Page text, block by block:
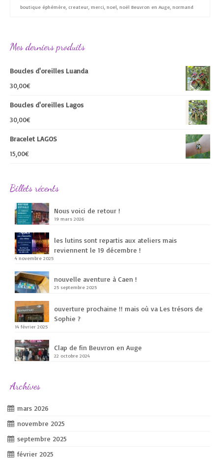
boutique éphémère createur merci noel noël Beuvron en Auge normand
Mes derniers produits
Boucles d'oreilles Luanda
30,00€
Boucles d'oreilles Lagos
30,00€
Bracelet LAGOS
15,00€
Billets récents
Nous voici de retour !
19 mars 2026
les lutins sont repartis aux ateliers mais
reviennent le 19 décembre !
4 novembre 2025
nouvelle aventure à Caen !
25 septembre 2025
ouverture prochaine !! mais où va Les trésors de
Sophie ?
14 février 2025
Clap de fin Beuvron en Auge
22 octobre 2024
Archives
mars 2026
novembre 2025
septembre 2025
février 2025